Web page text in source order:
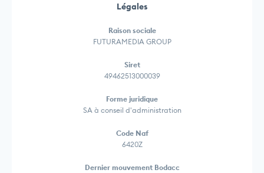
Légales
Raison sociale
FUTURAMEDIA GROUP
Siret
49462513000039
Forme juridique
SA à conseil d'administration
Code Naf
6420Z
Dernier mouvement Bodacc